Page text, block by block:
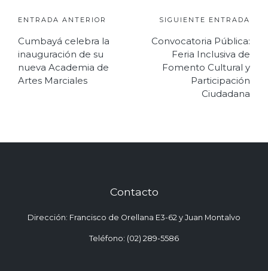
Navegación
de
entradas
ENTRADA ANTERIOR
Cumbayá celebra la
inauguración de su
nueva Academia de
Artes Marciales
SIGUIENTE ENTRADA
Convocatoria Pública:
Feria Inclusiva de
Fomento Cultural y
Participación
Ciudadana
Contacto
Dirección: Francisco de Orellana E3-62 y Juan Montalvo
Teléfono: (02) 289-5586